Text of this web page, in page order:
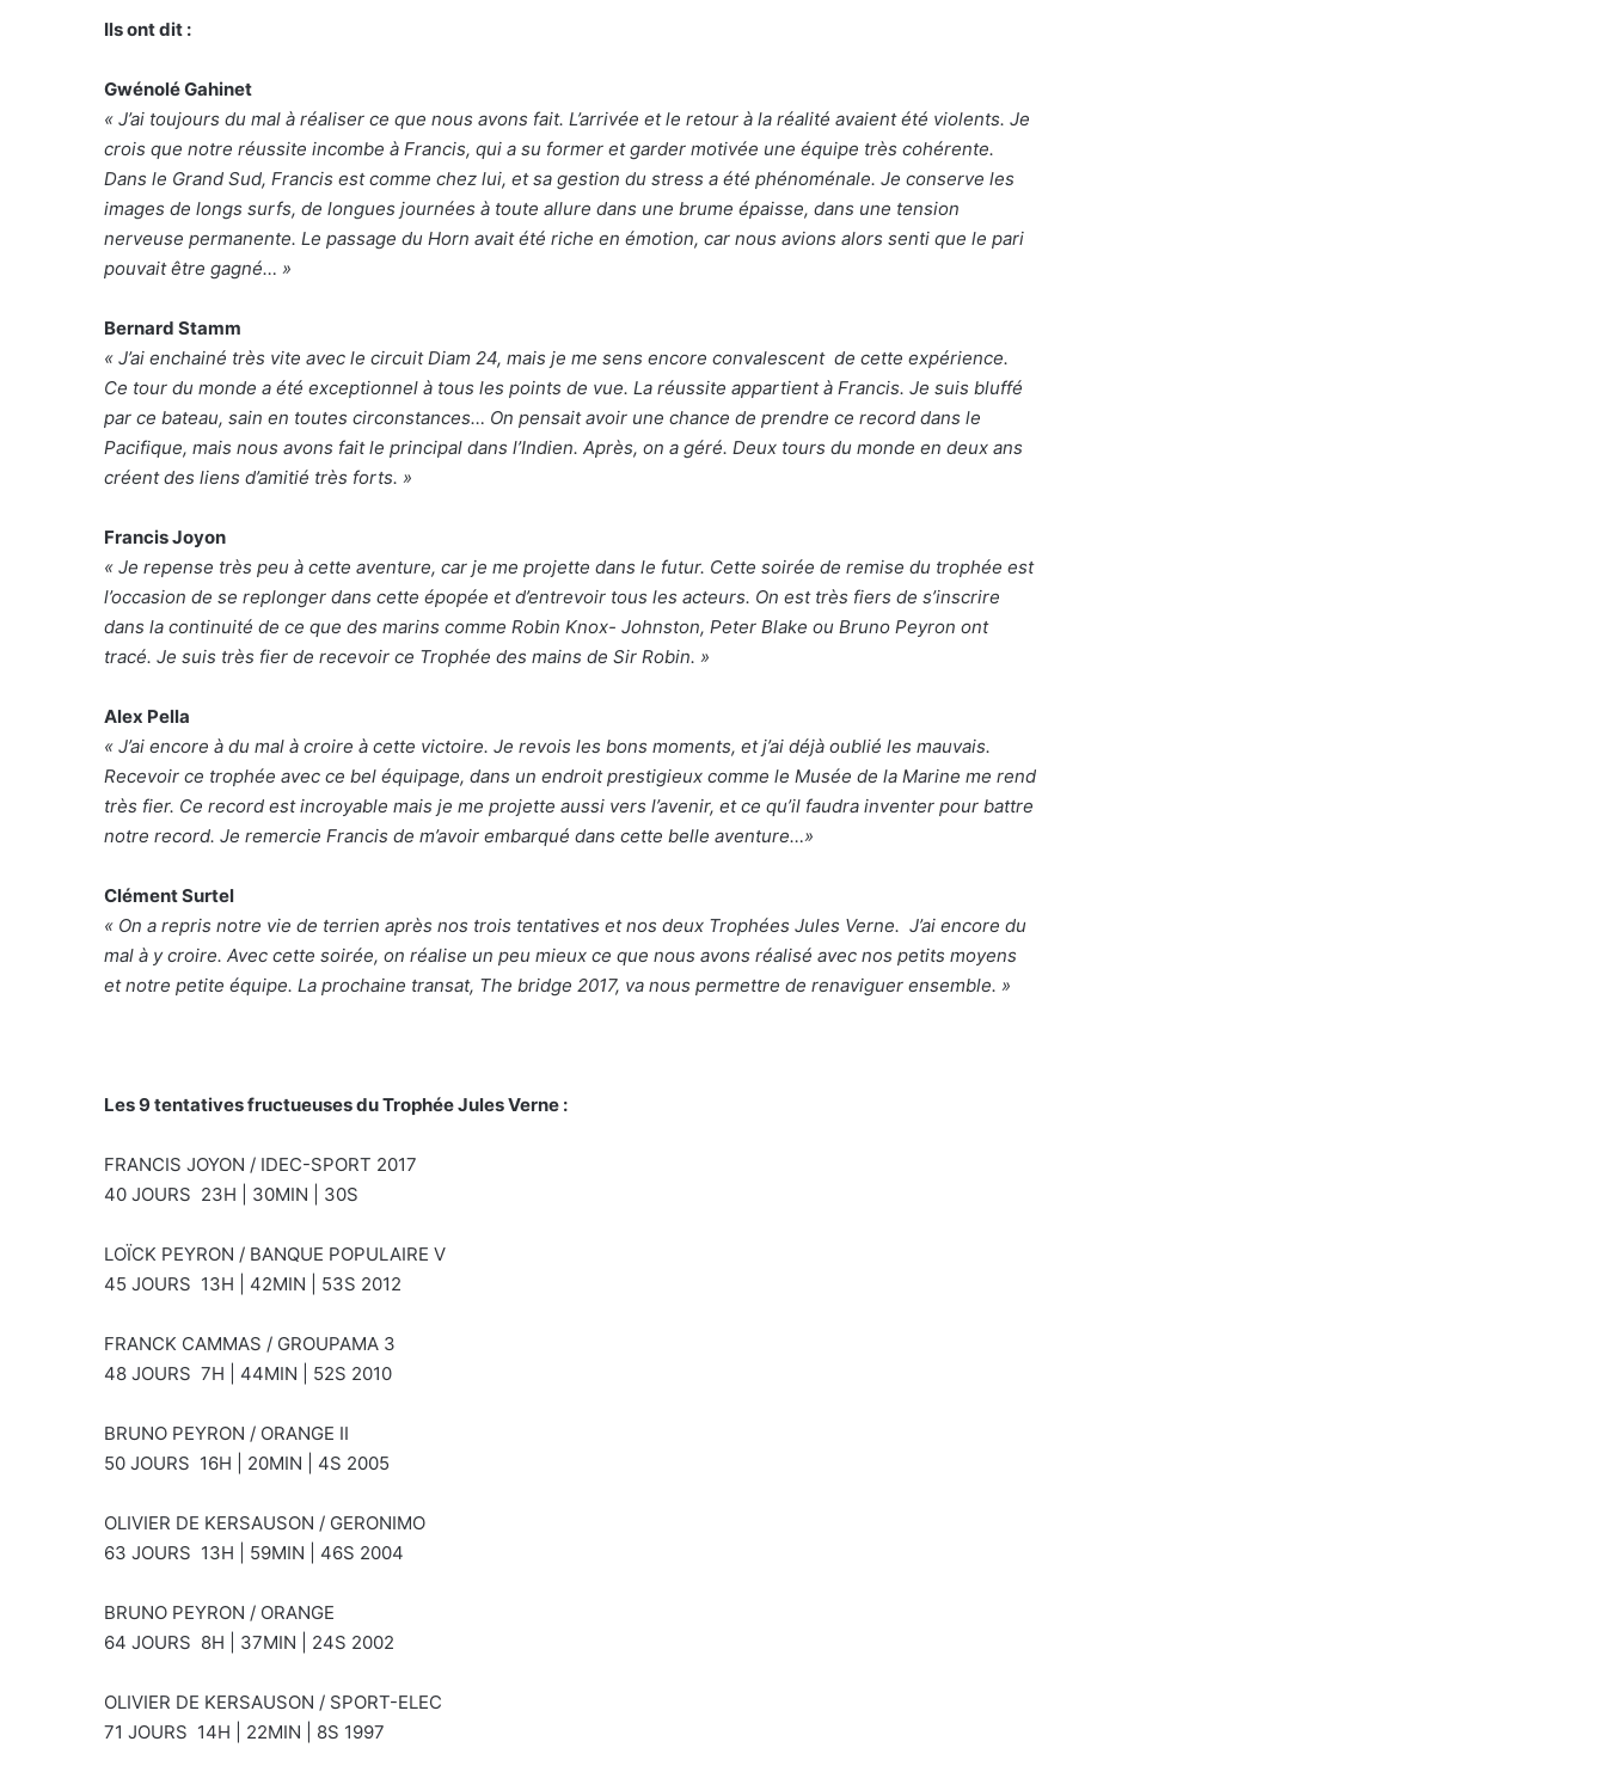
Ils ont dit :
Gwénolé Gahinet
« J’ai toujours du mal à réaliser ce que nous avons fait. L’arrivée et le retour à la réalité avaient été violents. Je
crois que notre réussite incombe à Francis, qui a su former et garder motivée une équipe très cohérente.
Dans le Grand Sud, Francis est comme chez lui, et sa gestion du stress a été phénoménale. Je conserve les
images de longs surfs, de longues journées à toute allure dans une brume épaisse, dans une tension
nerveuse permanente. Le passage du Horn avait été riche en émotion, car nous avions alors senti que le pari
pouvait être gagné… »
Bernard Stamm
« J’ai enchainé très vite avec le circuit Diam 24, mais je me sens encore convalescent de cette expérience.
Ce tour du monde a été exceptionnel à tous les points de vue. La réussite appartient à Francis. Je suis bluffé
par ce bateau, sain en toutes circonstances… On pensait avoir une chance de prendre ce record dans le
Pacifique, mais nous avons fait le principal dans l’Indien. Après, on a géré. Deux tours du monde en deux ans
créent des liens d’amitié très forts. »
Francis Joyon
« Je repense très peu à cette aventure, car je me projette dans le futur. Cette soirée de remise du trophée est
l’occasion de se replonger dans cette épopée et d’entrevoir tous les acteurs. On est très fiers de s’inscrire
dans la continuité de ce que des marins comme Robin Knox- Johnston, Peter Blake ou Bruno Peyron ont
tracé. Je suis très fier de recevoir ce Trophée des mains de Sir Robin. »
Alex Pella
« J’ai encore à du mal à croire à cette victoire. Je revois les bons moments, et j’ai déjà oublié les mauvais.
Recevoir ce trophée avec ce bel équipage, dans un endroit prestigieux comme le Musée de la Marine me rend
très fier. Ce record est incroyable mais je me projette aussi vers l’avenir, et ce qu’il faudra inventer pour battre
notre record. Je remercie Francis de m’avoir embarqué dans cette belle aventure…»
Clément Surtel
« On a repris notre vie de terrien après nos trois tentatives et nos deux Trophées Jules Verne. J’ai encore du
mal à y croire. Avec cette soirée, on réalise un peu mieux ce que nous avons réalisé avec nos petits moyens
et notre petite équipe. La prochaine transat, The bridge 2017, va nous permettre de renaviguer ensemble. »
Les 9 tentatives fructueuses du Trophée Jules Verne :
FRANCIS JOYON / IDEC-SPORT 2017
40 JOURS 23H | 30MIN | 30S
LOÏCK PEYRON / BANQUE POPULAIRE V
45 JOURS 13H | 42MIN | 53S 2012
FRANCK CAMMAS / GROUPAMA 3
48 JOURS 7H | 44MIN | 52S 2010
BRUNO PEYRON / ORANGE II
50 JOURS 16H | 20MIN | 4S 2005
OLIVIER DE KERSAUSON / GERONIMO
63 JOURS 13H | 59MIN | 46S 2004
BRUNO PEYRON / ORANGE
64 JOURS 8H | 37MIN | 24S 2002
OLIVIER DE KERSAUSON / SPORT-ELEC
71 JOURS 14H | 22MIN | 8S 1997